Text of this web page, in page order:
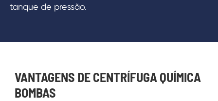
tanque de pressão.
VANTAGENS DE CENTRÍFUGA QUÍMICA
BOMBAS